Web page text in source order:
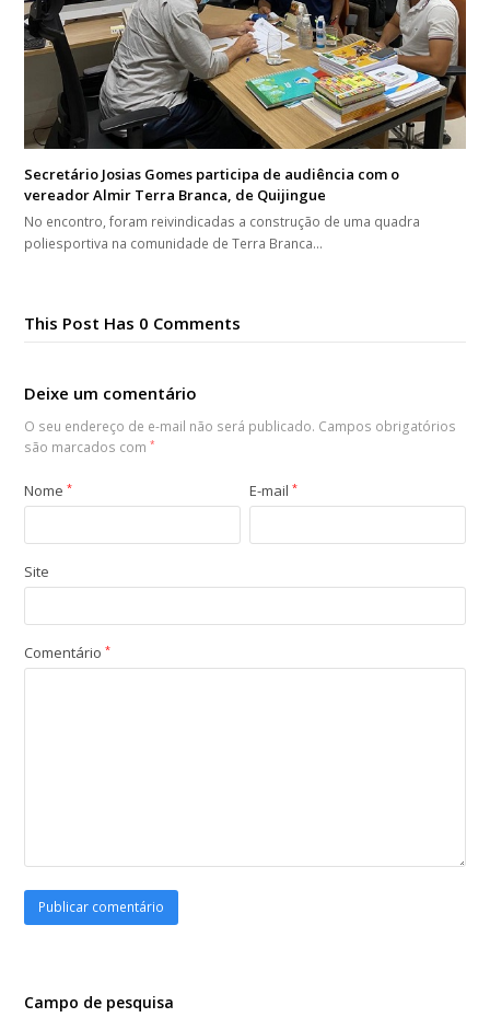
Secretário Josias Gomes participa de audiência com o
vereador Almir Terra Branca, de Quijingue
No encontro, foram reivindicadas a construção de uma quadra
poliesportiva na comunidade de Terra Branca…
This Post Has 0 Comments
Deixe um comentário
O seu endereço de e-mail não será publicado. Campos obrigatórios
são marcados com*
Nome* E-mail*
Site
Comentário*
Campo de pesquisa